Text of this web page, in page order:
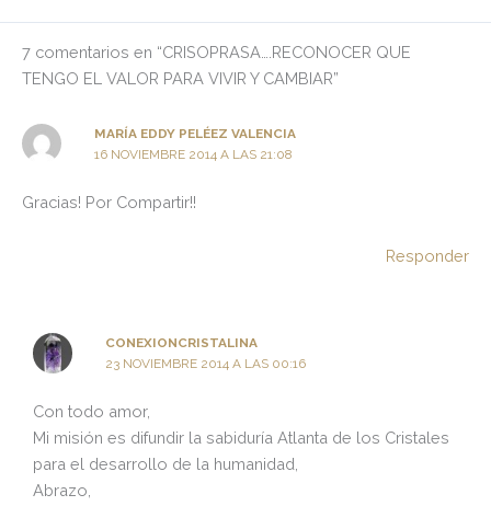
7 comentarios en “CRISOPRASA….RECONOCER QUE
TENGO EL VALOR PARA VIVIR Y CAMBIAR”
MARÍA EDDY PELÉEZ VALENCIA
16 NOVIEMBRE 2014 A LAS 21:08
Gracias! Por Compartir!!
Responder
CONEXIONCRISTALINA
23 NOVIEMBRE 2014 A LAS 00:16
Con todo amor,
Mi misión es difundir la sabiduría Atlanta de los Cristales
para el desarrollo de la humanidad,
Abrazo,